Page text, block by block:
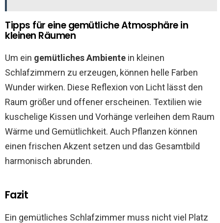
Tipps für eine gemütliche Atmosphäre in
kleinen Räumen
Um ein gemütliches Ambiente in kleinen
Schlafzimmern zu erzeugen, können helle Farben
Wunder wirken. Diese Reflexion von Licht lässt den
Raum größer und offener erscheinen. Textilien wie
kuschelige Kissen und Vorhänge verleihen dem Raum
Wärme und Gemütlichkeit. Auch Pflanzen können
einen frischen Akzent setzen und das Gesamtbild
harmonisch abrunden.
Fazit
Ein gemütliches Schlafzimmer muss nicht viel Platz